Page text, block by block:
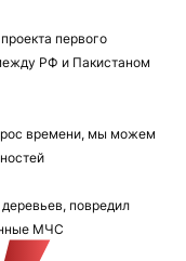
первого
РФ и Пакистаном
времени, мы можем
повредил
МЧС